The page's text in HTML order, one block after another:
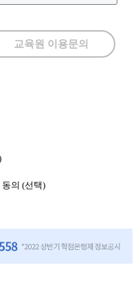
교육원 이용문의
의 (선택)